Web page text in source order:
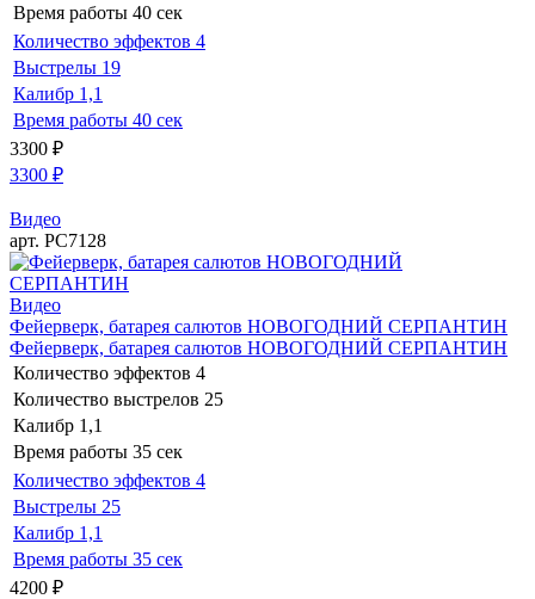
Время работы 40 сек
Количество эффектов 4
Выстрелы 19
Калибр 1,1
Время работы 40 сек
3300 ₽
3300 ₽
Видео
арт. РС7128
Видео
Фейерверк, батарея салютов НОВОГОДНИЙ СЕРПАНТИН
Фейерверк, батарея салютов НОВОГОДНИЙ СЕРПАНТИН
Количество эффектов 4
Количество выстрелов 25
Калибр 1,1
Время работы 35 сек
Количество эффектов 4
Выстрелы 25
Калибр 1,1
Время работы 35 сек
4200 ₽